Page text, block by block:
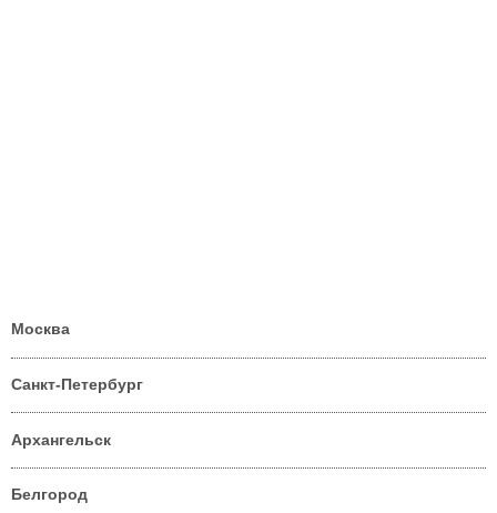
Москва
Санкт-Петербург
Архангельск
Белгород